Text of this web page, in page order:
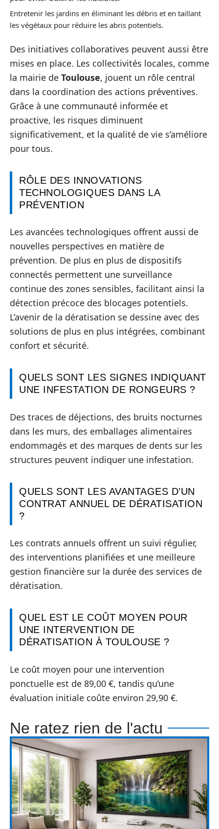
Entretenir les jardins en éliminant les débris et en taillant
les végétaux pour réduire les abris potentiels.
Des initiatives collaboratives peuvent aussi être
mises en place. Les collectivités locales, comme
la mairie de Toulouse, jouent un rôle central
dans la coordination des actions préventives.
Grâce à une communauté informée et
proactive, les risques diminuent
significativement, et la qualité de vie s’améliore
pour tous.
RÔLE DES INNOVATIONS
TECHNOLOGIQUES DANS LA
PRÉVENTION
Les avancées technologiques offrent aussi de
nouvelles perspectives en matière de
prévention. De plus en plus de dispositifs
connectés permettent une surveillance
continue des zones sensibles, facilitant ainsi la
détection précoce des blocages potentiels.
L’avenir de la dératisation se dessine avec des
solutions de plus en plus intégrées, combinant
confort et sécurité.
QUELS SONT LES SIGNES INDIQUANT
UNE INFESTATION DE RONGEURS ?
Des traces de déjections, des bruits nocturnes
dans les murs, des emballages alimentaires
endommagés et des marques de dents sur les
structures peuvent indiquer une infestation.
QUELS SONT LES AVANTAGES D’UN
CONTRAT ANNUEL DE DÉRATISATION
?
Les contrats annuels offrent un suivi régulier,
des interventions planifiées et une meilleure
gestion financière sur la durée des services de
dératisation.
QUEL EST LE COÛT MOYEN POUR
UNE INTERVENTION DE
DÉRATISATION À TOULOUSE ?
Le coût moyen pour une intervention
ponctuelle est de 89,00 €, tandis qu’une
évaluation initiale coûte environ 29,90 €.
Ne ratez rien de l'actu